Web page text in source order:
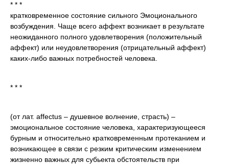
* * *
кратковременное состояние сильного Эмоционального
возбуждения. Чаще всего аффект возникает в результате
неожиданного полного удовлетворения (положительный
аффект) или неудовлетворения (отрицательный аффект)
каких-либо важных потребностей человека.
* * *
(от лат. affectus – душевное волнение, страсть) –
эмоциональное состояние человека, характеризующееся
бурным и относительно кратковременным протеканием и
возникающее в связи с резким критическим изменением
жизненно важных для субьекта обстоятельств при